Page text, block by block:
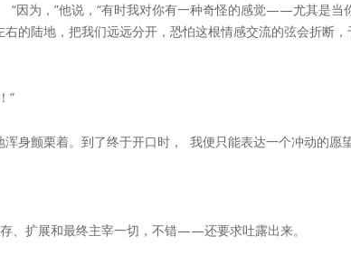
因为，”他说，“有时我对你有一种奇怪的感觉——尤其是
的陆地，把我们远远分开，恐怕这根情感交流的弦会折
”
颤栗着。到了终于开口时， 我便只能表达一个冲动的愿
、扩展和最终主宰一切，不错——还要求吐露出来。